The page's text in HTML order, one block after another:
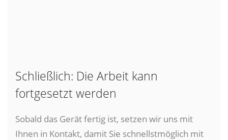
Schließlich: Die Arbeit kann
fortgesetzt werden
Sobald das Gerät fertig ist, setzen wir uns mit
Ihnen in Kontakt, damit Sie schnellstmöglich mit